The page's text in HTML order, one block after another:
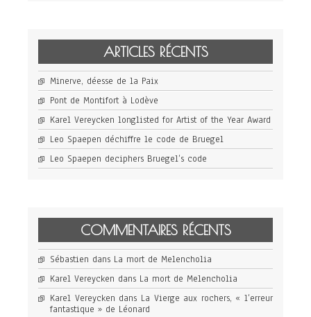
ARTICLES RÉCENTS
Minerve, déesse de la Paix
Pont de Montifort à Lodève
Karel Vereycken longlisted for Artist of the Year Award
Leo Spaepen déchiffre le code de Bruegel
Leo Spaepen deciphers Bruegel’s code
COMMENTAIRES RÉCENTS
Sébastien dans La mort de Melencholia
Karel Vereycken dans La mort de Melencholia
Karel Vereycken dans La Vierge aux rochers, « l’erreur
fantastique » de Léonard